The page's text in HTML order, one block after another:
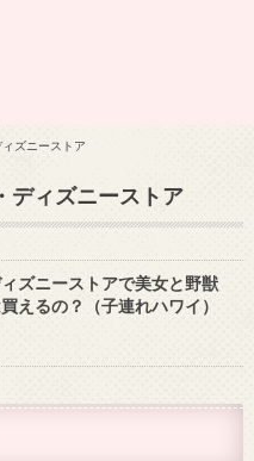
ズニーストア
ディズニーストア
ズニーストアで美女と野獣
えるの？（子連れハワイ）